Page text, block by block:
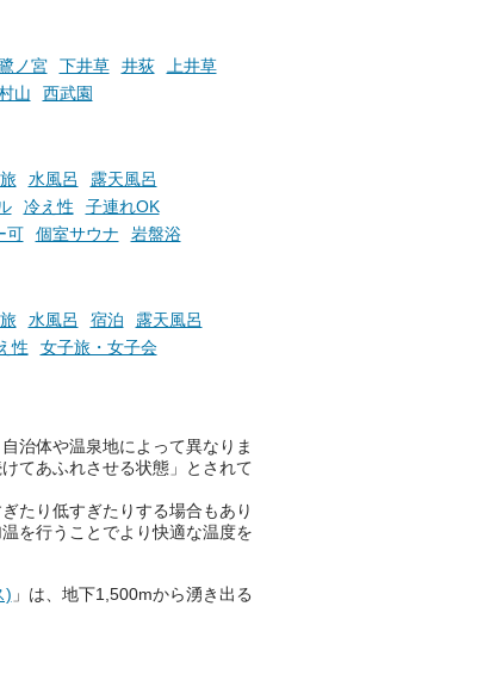
札」を集めることで、オリジナ
ルグッズや無料券などの特典と
交換可能。
ュやアウフグースなど、サウナ
好きにはたまらない多彩なイベ
ントも予定されています。ぜひ
チェックしてください！
【PR】
この記事は万葉倶楽部株式会社
ノ宮 下井草 井荻
上井草
山 西武園
水風呂
露天風呂
冷え性
子連れOK
可 個室サウナ 岩盤浴
水風呂 宿泊
露天風呂
性
女子旅・女子会
治体や温泉地によって異なりま
てあふれさせる状態」とされて
たり低すぎたりする場合もあり
を行うことでより快適な温度を
) 」は、地下1,500mから湧き出る